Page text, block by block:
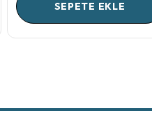
SEPETE EKLE